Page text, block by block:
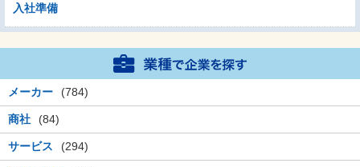
入社準備
メーカー (784)
商社 (84)
サービス (294)